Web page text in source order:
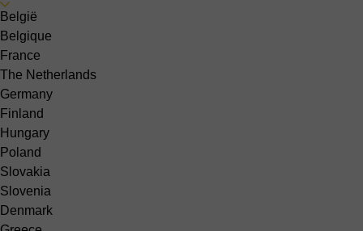
België
Belgique
France
The Netherlands
Germany
Finland
Hungary
Poland
Slovakia
Slovenia
Denmark